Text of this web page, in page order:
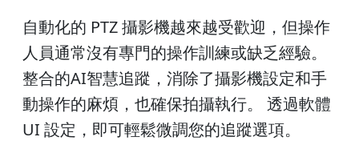
自動化的 PTZ 攝影機越來越受歡迎，但操作
人員通常沒有專門的操作訓練或缺乏經驗。
整合的AI智慧追蹤，消除了攝影機設定和手
動操作的麻煩，也確保拍攝執行。 透過軟體
UI 設定，即可輕鬆微調您的追蹤選項。